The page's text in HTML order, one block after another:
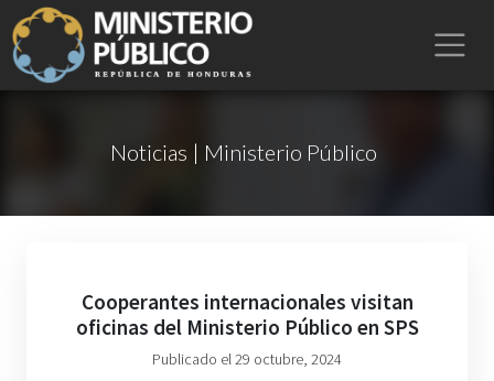
Noticias | Ministerio Público
Cooperantes internacionales visitan
oficinas del Ministerio Público en SPS
Publicado el 29 octubre, 2024